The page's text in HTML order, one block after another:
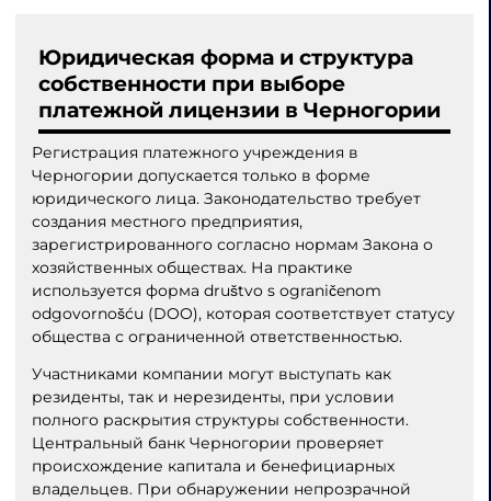
Юридическая форма и структура
собственности при выборе
платежной лицензии в Черногории
Регистрация платежного учреждения в
Черногории допускается только в форме
юридического лица. Законодательство требует
создания местного предприятия,
зарегистрированного согласно нормам Закона о
хозяйственных обществах. На практике
используется форма društvo s ograničenom
odgovornošću (DOO), которая соответствует статусу
общества с ограниченной ответственностью.
Участниками компании могут выступать как
резиденты, так и нерезиденты, при условии
полного раскрытия структуры собственности.
Центральный банк Черногории проверяет
происхождение капитала и бенефициарных
владельцев. При обнаружении непрозрачной